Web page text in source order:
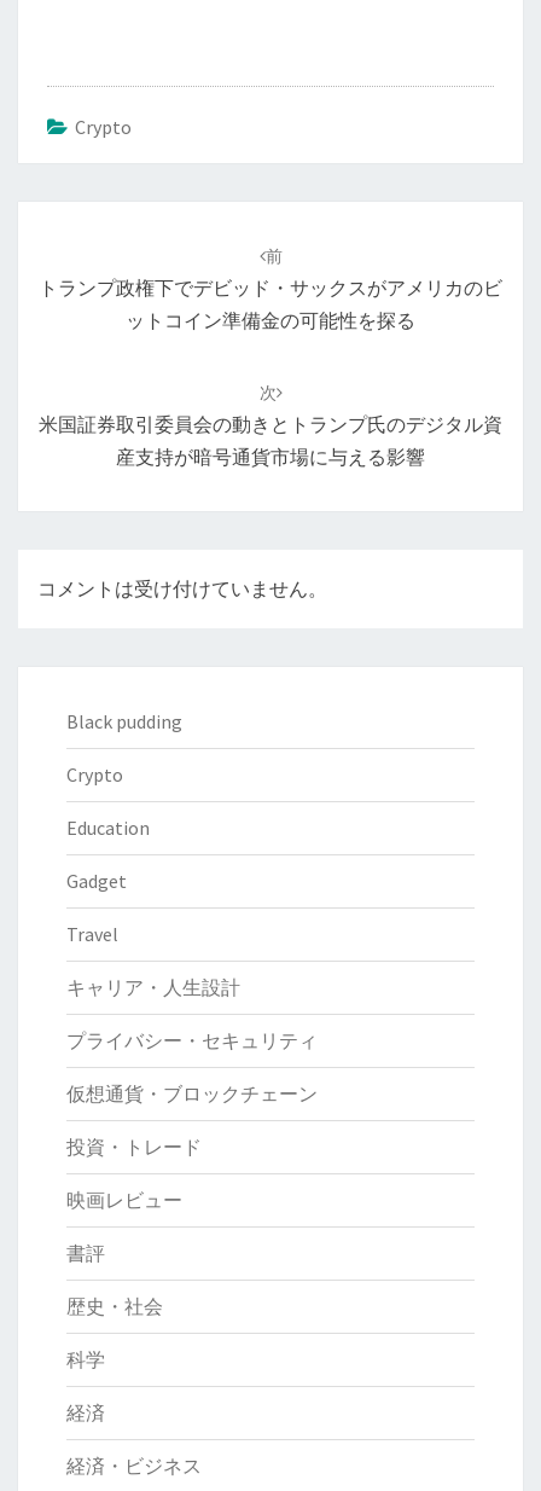
Crypto
ョ
前
トランプ政権下でデビッド・サックスがアメリカのビ
ットコイン準備金の可能性を探る
次
米国証券取引委員会の動きとトランプ氏のデジタル資
産支持が暗号通貨市場に与える影響
コメントは受け付けていません。
Black pudding
Crypto
Education
Gadget
Travel
キャリア・人生設計
プライバシー・セキュリティ
仮想通貨・ブロックチェーン
投資・トレード
映画レビュー
書評
歴史・社会
科学
経済
経済・ビジネス